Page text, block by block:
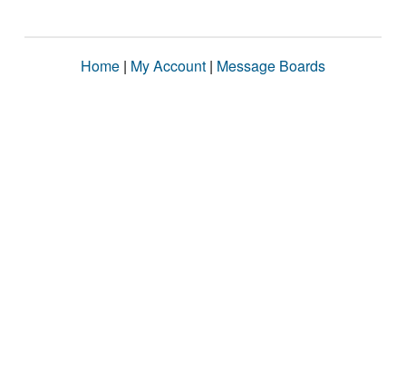
Home | My Account | Message Boards